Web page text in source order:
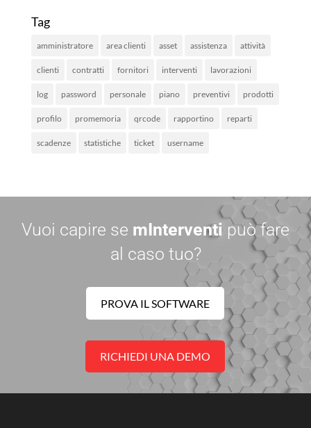
Tag
amministratore area clienti asset assistenza attività
clienti contratti fornitori interventi lavorazioni
log password personale piano preventivi prodotti
profilo promemoria qrcode rapportino reparti
scadenze statistiche ticket username
Vuoi capire se mInterventi può fare
al caso tuo?
PROVA IL SOFTWARE
RICHIEDI UNA DEMO